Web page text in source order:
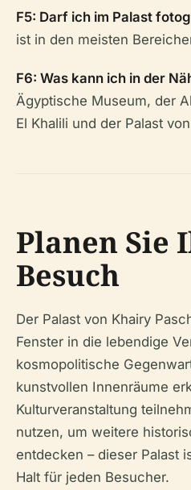
F5: Darf ich im Palast
ist in den meisten
F6: Was kann ich in der
Ägyptische Museum, der
El Khalili und der Palast
Planen Sie
Besuch
Der Palast von Khairy
Fenster in die lebendige
kosmopolitische
kunstvollen Innenräume
Kulturveranstaltung
nutzen, um weitere
entdecken – dieser Palast
Halt für jeden Besucher.